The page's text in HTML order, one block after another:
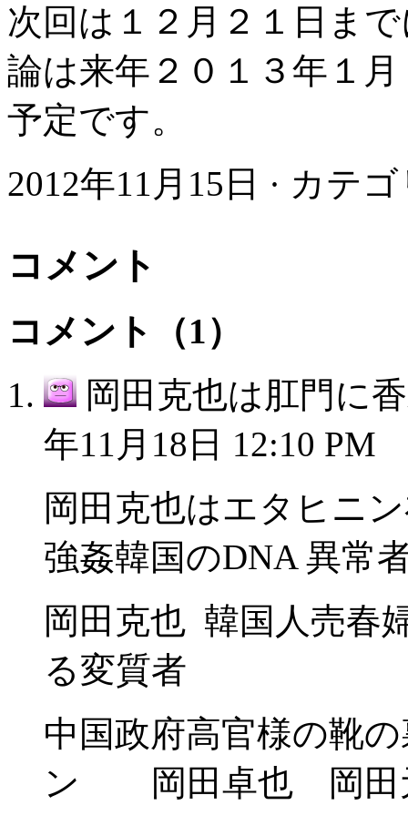
次回は１２月２１日ま
論は来年２０１３年１
予定です。
2012年11月15日 · カテ
コメント
コメント（1）
岡田克也は肛門に
年11月18日 12:10 PM
岡田克也はエタヒニ
強姦韓国のDNA 異常
岡田克也 韓国人売春
る変質者
中国政府高官様の靴
ン 岡田卓也 岡田